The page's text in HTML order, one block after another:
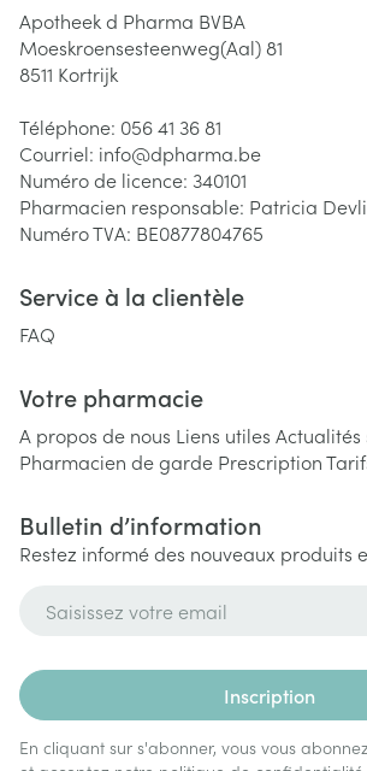
Apotheek d Pharma BVBA
Moeskroensesteenweg(Aal) 81
8511 Kortrijk
Téléphone: 056 41 36 81
Courriel: info@dpharma.be
Numéro de licence: 340101
Pharmacien responsable: Patricia
Numéro TVA: BE0877804765
Service à la clientèle
FAQ
Votre pharmacie
A propos de nous Liens utiles Actualités
Pharmacien de garde Prescription
Bulletin d’information
Restez informé des nouveaux produits
Inscription
En cliquant sur s'abonner, vous vous